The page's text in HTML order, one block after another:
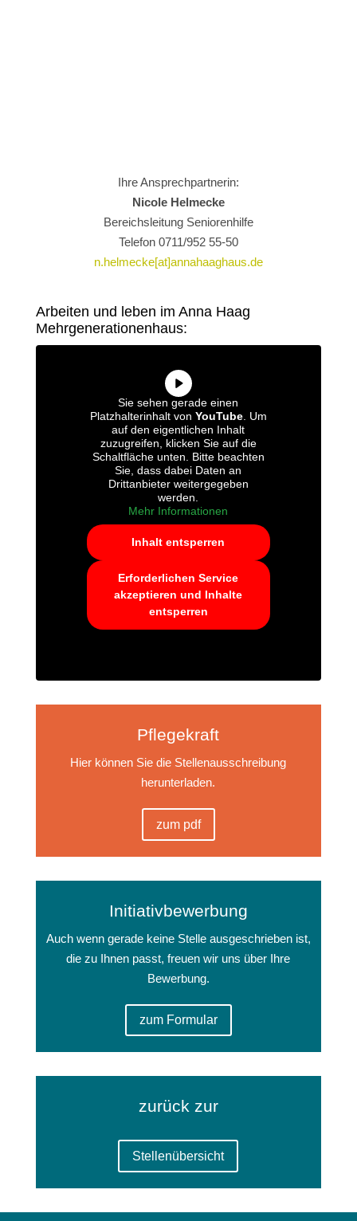
Ihre Ansprechpartnerin:
Nicole Helmecke
Bereichsleitung Seniorenhilfe
Telefon 0711/952 55-50
n.helmecke[at]annahaaghaus.de
Arbeiten und leben im Anna Haag
Mehrgenerationenhaus:
Sie sehen gerade einen
Platzhalterinhalt von YouTube. Um
auf den eigentlichen Inhalt
zuzugreifen, klicken Sie auf die
Schaltfläche unten. Bitte beachten
Sie, dass dabei Daten an
Drittanbieter weitergegeben
werden.
Mehr Informationen
Inhalt entsperren
Erforderlichen Service
akzeptieren und Inhalte
entsperren
Pflegekraft
Hier können Sie die Stellenausschreibung
herunterladen.
zum pdf
Initiativbewerbung
Auch wenn gerade keine Stelle ausgeschrieben ist,
die zu Ihnen passt, freuen wir uns über Ihre
Bewerbung.
zum Formular
zurück zur
Stellenübersicht